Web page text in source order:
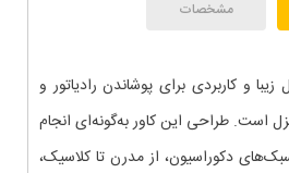
مشخصات
یک راه‌حل زیبا و کاربردی برای پوشاندن رادیاتور و
است. طراحی این کاور به‌گونه‌ای انجام
دکوراسیون، از مدرن تا کلاسیک،